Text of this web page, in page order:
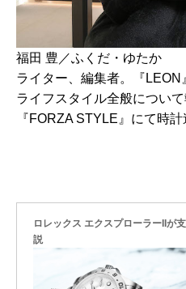
福田 豊／ふくだ・ゆたか
ライター、編集者。『
ライフスタイル全般につい
『FORZA STYLE』にて時
ロレックス エクスプローラーIIが
説